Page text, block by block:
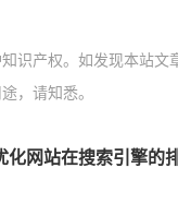
识产权。如发现本站
，请知悉。
化网站在搜索引擎的